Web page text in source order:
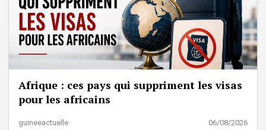
Afrique : ces pays qui suppriment les visas
pour les africains
guineeactuelle 06/08/2026